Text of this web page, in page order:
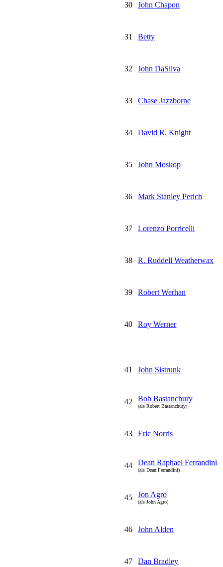
30 John Chapon
31 Betty
32 John DaSilva
33 Chase Jazzborne
34 David R. Knight
35 John Moskop
36 Mark Stanley Perich
37 Lorenzo Porricelli
38 R. Ruddell Weatherwax
39 Robert Werhan
40 Roy Werner
41 John Sistrunk
42 Bob Bastanchury
(als Robert Bastanchury)
43 Eric Norris
44 Dean Raphael Ferrandini
(als Dean Ferrandini)
45 Jon Agro
(als John Agro)
46 John Alden
47 Dan Bradley